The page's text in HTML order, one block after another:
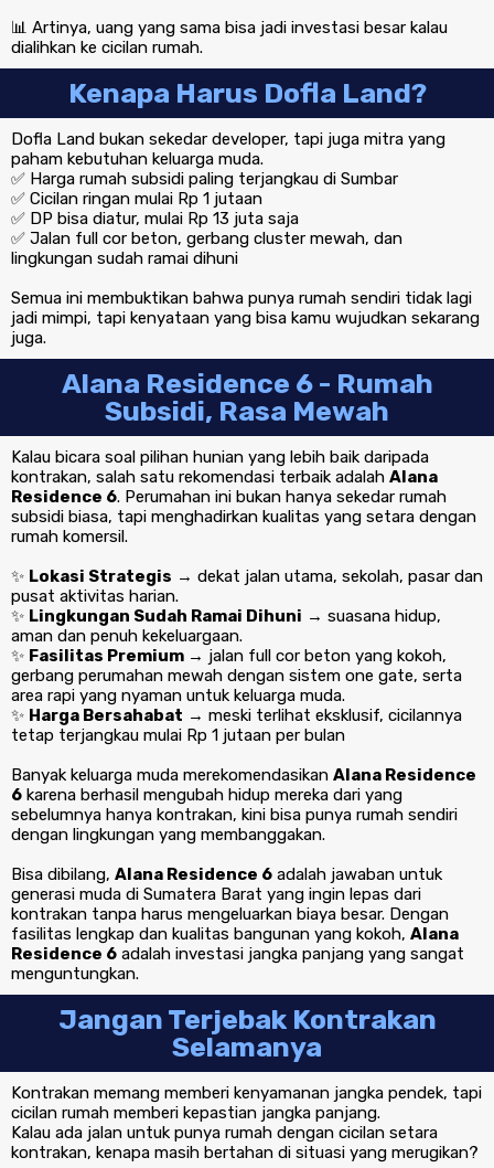
📊 Artinya, uang yang sama bisa jadi investasi besar kalau
dialihkan ke cicilan rumah.
Kenapa Harus Dofla Land?
Dofla Land bukan sekedar developer, tapi juga mitra yang
paham kebutuhan keluarga muda.
✅ Harga rumah subsidi paling terjangkau di Sumbar
✅ Cicilan ringan mulai Rp 1 jutaan
✅ DP bisa diatur, mulai Rp 13 juta saja
✅ Jalan full cor beton, gerbang cluster mewah, dan
lingkungan sudah ramai dihuni
Semua ini membuktikan bahwa punya rumah sendiri tidak lagi
jadi mimpi, tapi kenyataan yang bisa kamu wujudkan sekarang
juga.
Alana Residence 6 - Rumah
Subsidi, Rasa Mewah
Kalau bicara soal pilihan hunian yang lebih baik daripada
kontrakan, salah satu rekomendasi terbaik adalah Alana
Residence 6. Perumahan ini bukan hanya sekedar rumah
subsidi biasa, tapi menghadirkan kualitas yang setara dengan
rumah komersil.
✨ Lokasi Strategis → dekat jalan utama, sekolah, pasar dan
pusat aktivitas harian.
✨ Lingkungan Sudah Ramai Dihuni → suasana hidup,
aman dan penuh kekeluargaan.
✨ Fasilitas Premium → jalan full cor beton yang kokoh,
gerbang perumahan mewah dengan sistem one gate, serta
area rapi yang nyaman untuk keluarga muda.
✨ Harga Bersahabat → meski terlihat eksklusif, cicilannya
tetap terjangkau mulai Rp 1 jutaan per bulan
Banyak keluarga muda merekomendasikan Alana Residence
6 karena berhasil mengubah hidup mereka dari yang
sebelumnya hanya kontrakan, kini bisa punya rumah sendiri
dengan lingkungan yang membanggakan.
Bisa dibilang, Alana Residence 6 adalah jawaban untuk
generasi muda di Sumatera Barat yang ingin lepas dari
kontrakan tanpa harus mengeluarkan biaya besar. Dengan
fasilitas lengkap dan kualitas bangunan yang kokoh, Alana
Residence 6 adalah investasi jangka panjang yang sangat
menguntungkan.
Jangan Terjebak Kontrakan
Selamanya
Kontrakan memang memberi kenyamanan jangka pendek, tapi
cicilan rumah memberi kepastian jangka panjang.
Kalau ada jalan untuk punya rumah dengan cicilan setara
kontrakan, kenapa masih bertahan di situasi yang merugikan?